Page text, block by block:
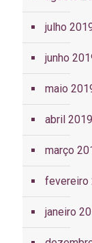
julho
junho
maio
abril 2019
março
fevereiro
janeiro